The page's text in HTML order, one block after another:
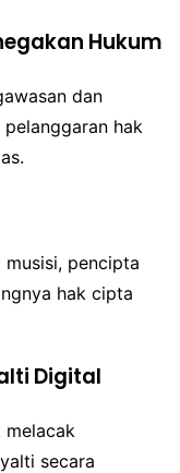
Hukum
dan
hak
pencipta
hak cipta
Digital
secara